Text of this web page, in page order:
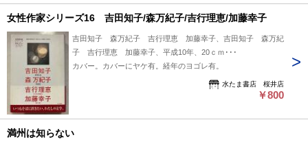
女性作家シリーズ16 吉田知子/森万紀子/吉行理恵/加藤幸子
吉田知子 森万紀子 吉行理恵 加藤幸子、吉田知子 森万紀
子 吉行理恵 加藤幸子、平成10年、20ｃｍ･･･
カバー。カバーにヤケ有。経年のヨゴレ有。
水たま書店 桜井店
￥800
満州は知らない